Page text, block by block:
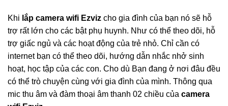
Khi lắp camera wifi Ezviz cho gia đình của bạn nó sẽ hỗ
trợ rất lớn cho các bật phụ huynh. Như có thể theo dõi, hỗ
trợ giấc ngủ và các hoạt động của trẻ nhỏ. Chỉ cần có
internet bạn có thể theo dõi, hướng dẫn nhắc nhở sinh
hoạt, học tập của các con. Cho dù Bạn đang ở nơi đâu đều
có thể trò chuyện cùng với gia đình của mình. Thông qua
mic thu âm và đàm thoại âm thanh 02 chiều của camera